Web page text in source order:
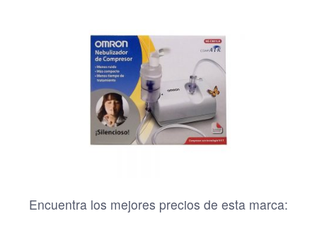
Encuentra los mejores precios de esta marca: